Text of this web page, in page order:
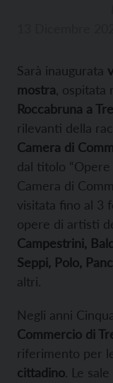
Sarà inaugurata
mostra ,
Roccabruna a
rilevanti della
Camera di
dal titolo “Opere
Camera di
visitata fino al 3
opere di artisti
Campestrini,
Seppi, Polo,
altri.
Negli anni
Commercio di
riferimento per
cittadino. Le